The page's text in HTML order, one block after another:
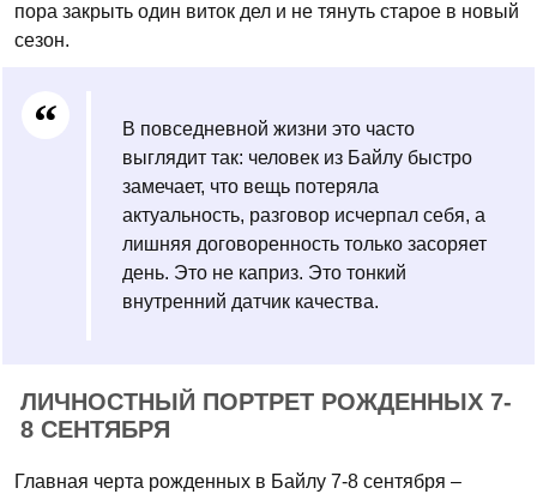
пора закрыть один виток дел и не тянуть старое в новый
сезон.
В повседневной жизни это часто
выглядит так: человек из Байлу быстро
замечает, что вещь потеряла
актуальность, разговор исчерпал себя, а
лишняя договоренность только засоряет
день. Это не каприз. Это тонкий
внутренний датчик качества.
ЛИЧНОСТНЫЙ ПОРТРЕТ РОЖДЕННЫХ 7-
8 СЕНТЯБРЯ
Главная черта рожденных в Байлу 7-8 сентября –